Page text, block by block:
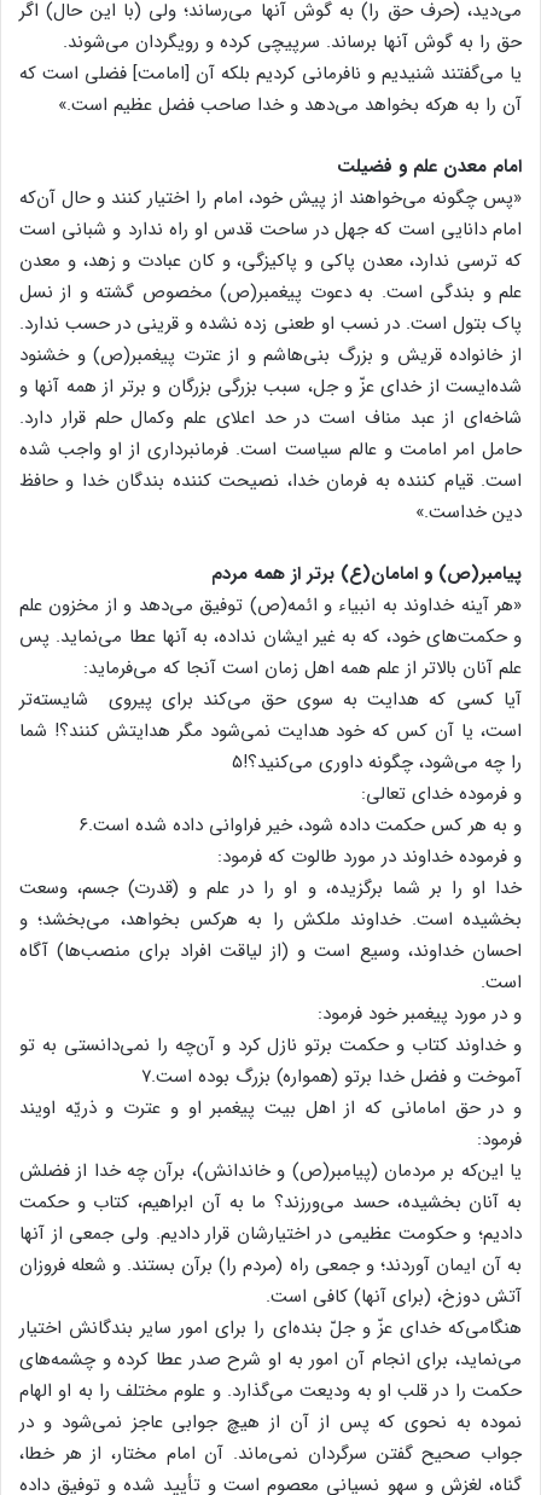
می‌دید، (حرف حق را) به گوش آنها می‌رساند؛ ولی (با این حال) اگر
حق را به گوش آنها برساند. سرپیچی کرده و رویگردان می‌شوند.
یا می‌گفتند شنیدیم و نافرمانی کردیم بلکه آن [امامت] فضلی است که
آن را به هرکه بخواهد می‌دهد و خدا صاحب فضل عظیم است.»
امام معدن علم و فضیلت
«پس چگونه می‌خواهند از پیش خود، امام را اختیار کنند و حال آن‌که
امام دانایی است که جهل در ساحت قدس او راه ندارد و شبانی است
که ترسی ندارد، معدن پاکی و پاکیزگی، و کان عبادت و زهد، و معدن
علم و بندگی است. به دعوت پیغمبر(ص) مخصوص گشته و از نسل
پاک بتول است. در نسب او طعنی زده نشده و قرینی در حسب ندارد.
از خانواده قریش و بزرگ بنی‌هاشم و از عترت پیغمبر(ص) و خشنود
شده‌ایست از خدای عزّ و جل، سبب بزرگی بزرگان و برتر از همه آنها و
شاخه‌ای از عبد مناف است در حد اعلای علم وکمال حلم قرار دارد.
حامل امر امامت و عالم سیاست است. فرمانبرداری از او واجب شده
است. قیام کننده به فرمان خدا، نصیحت کننده بندگان خدا و حافظ
دین خداست.»
پیامبر(ص) و امامان(ع) برتر از همه مردم
«هر آینه خداوند به انبیاء و ائمه(ص) توفیق می‌دهد و از مخزون علم
و حکمت‌های خود، که به غیر ایشان نداده، به آنها عطا می‌نماید. پس
علم آنان بالاتر از علم همه اهل زمان است آنجا که می‌فرماید:
آیا کسی که هدایت به سوی حق می‌کند برای پیروی شایسته‌تر
است، یا آن کس که خود هدایت نمی‌شود مگر هدایتش کنند؟! شما
را چه می‌شود، چگونه داوری می‌کنید؟!۵
و فرموده خدای تعالی:
و به هر کس حکمت داده شود، خیر فراوانی داده شده است.۶
و فرموده خداوند در مورد طالوت که فرمود:
خدا او را بر شما برگزیده، و او را در علم و (قدرت) جسم، وسعت
بخشیده است. خداوند ملکش را به هرکس بخواهد، می‌بخشد؛ و
احسان خداوند، وسیع است و (از لیاقت افراد برای منصب‌ها) آگاه
است.
و در مورد پیغمبر خود فرمود:
و خداوند کتاب و حکمت برتو نازل کرد و آن‌چه را نمی‌دانستی به تو
آموخت و فضل خدا برتو (همواره) بزرگ بوده است.۷
و در حق امامانی که از اهل بیت پیغمبر او و عترت و ذریّه اویند
فرمود:
یا این‌که بر مردمان (پیامبر(ص) و خاندانش)، برآن چه خدا از فضلش
به آنان بخشیده، حسد می‌ورزند؟ ما به آن ابراهیم، کتاب و حکمت
دادیم؛ و حکومت عظیمی در اختیارشان قرار دادیم. ولی جمعی از آنها
به آن ایمان آوردند؛ و جمعی راه (مردم را) برآن بستند. و شعله فروزان
آتش دوزخ، (برای آنها) کافی است.
هنگامی‌که خدای عزّ و جلّ بنده‌ای را برای امور سایر بندگانش اختیار
می‌نماید، برای انجام آن امور به او شرح صدر عطا کرده و چشمه‌های
حکمت را در قلب او به ودیعت می‌گذارد. و علوم مختلف را به او الهام
نموده به نحوی که پس از آن از هیچ جوابی عاجز نمی‌شود و در
جواب صحیح گفتن سرگردان نمی‌ماند. آن امام مختار، از هر خطا،
گناه، لغزش و سهو نسیانی معصوم است و تأیید شده و توفیق داده